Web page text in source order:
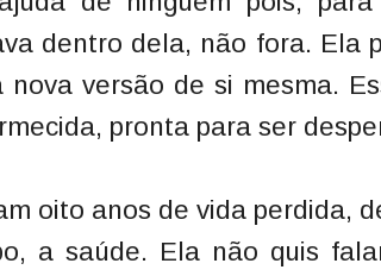
dentro dela, não fora. Ela
nova versão de si mesma.
pronta para ser
oito anos de vida perdida,
a saúde. Ela não quis